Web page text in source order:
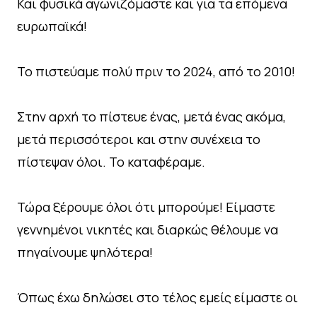
ευρωπαϊκά!
Το πιστεύαμε πολύ πριν το 2024, από το 2010!
Στην αρχή το πίστευε ένας, μετά ένας ακόμα,
μετά περισσότεροι και στην συνέχεια το
πίστεψαν όλοι. Το καταφέραμε.
Τώρα ξέρουμε όλοι ότι μπορούμε! Είμαστε
γεννημένοι νικητές και διαρκώς θέλουμε να
πηγαίνουμε ψηλότερα!
Όπως έχω δηλώσει στο τέλος εμείς είμαστε οι